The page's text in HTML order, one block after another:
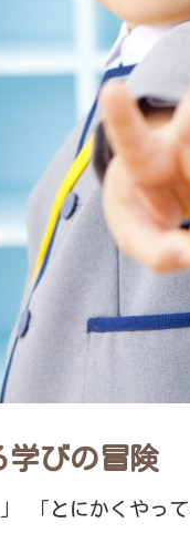
学びの冒険
「とにかくやって